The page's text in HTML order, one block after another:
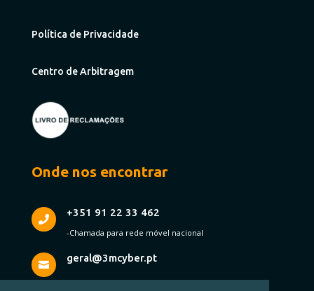
Política de Privacidade
Centro de Arbitragem
Onde nos encontrar

+351 91 22 33 462
-Chamada para rede móvel nacional

geral@3mcyber.pt